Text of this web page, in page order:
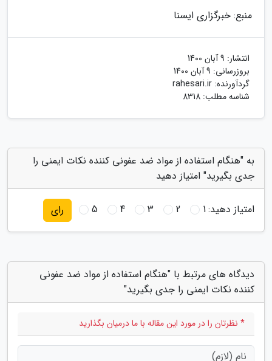
منبع: خبرگزاری ایسنا
انتشار: 9 آبان 1400
بروزرسانی: 9 آبان 1400
گردآورنده: rahesari.ir
شناسه مطلب: 8318
به "هنگام استفاده از مواد ضد عفونی کننده نکات ایمنی را
جدی بگیرید" امتیاز دهید
امتیاز دهید:1
2
3
4
5 رای
دیدگاه های مرتبط با "هنگام استفاده از مواد ضد عفونی
کننده نکات ایمنی را جدی بگیرید"
* نظرتان را در مورد این مقاله با ما درمیان بگذارید